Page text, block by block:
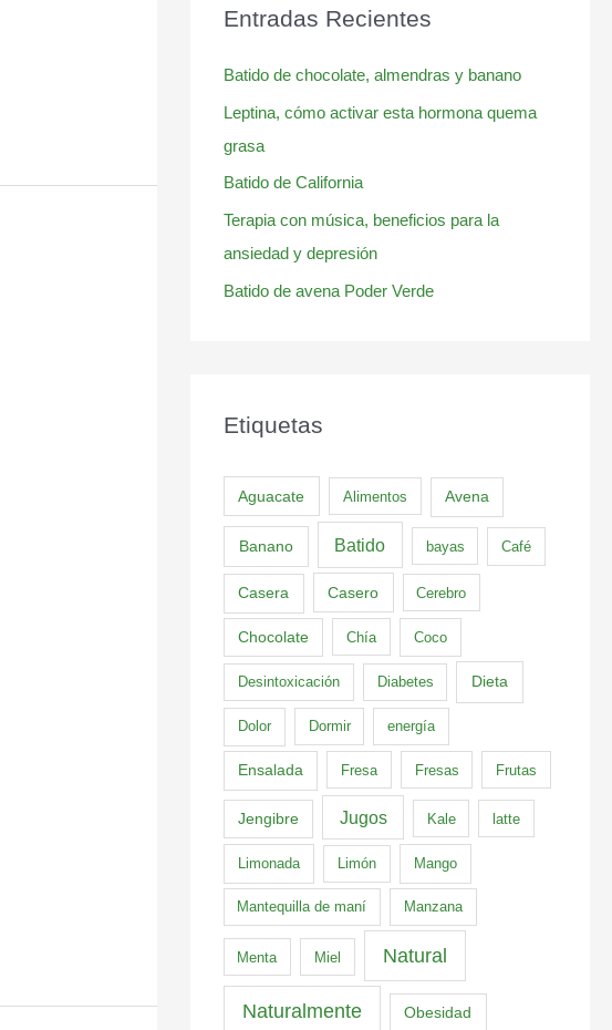
Entradas Recientes
Batido de chocolate, almendras y banano
Leptina, cómo activar esta hormona quema
grasa
Batido de California
Terapia con música, beneficios para la
ansiedad y depresión
Batido de avena Poder Verde
Etiquetas
Aguacate Alimentos Avena
Banano Batido bayas Café
Casera Casero Cerebro
Chocolate Chía Coco
Desintoxicación Diabetes Dieta
Dolor Dormir energía
Ensalada Fresa Fresas Frutas
Jengibre Jugos Kale latte
Limonada Limón Mango
Mantequilla de maní Manzana
Menta Miel Natural
Naturalmente Obesidad